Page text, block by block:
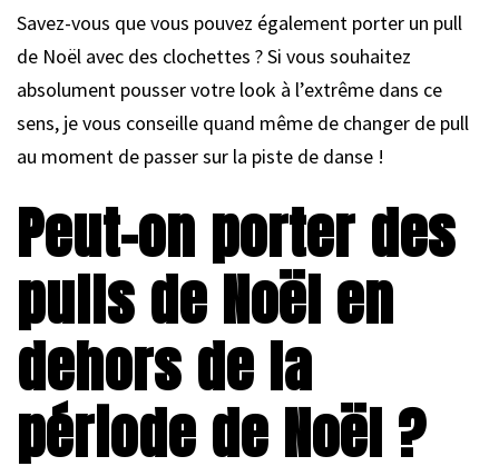
Savez-vous que vous pouvez également porter un pull
de Noël avec des clochettes ? Si vous souhaitez
absolument pousser votre look à l’extrême dans ce
sens, je vous conseille quand même de changer de pull
au moment de passer sur la piste de danse !
Peut-on porter des
pulls de Noël en
dehors de la
période de Noël ?